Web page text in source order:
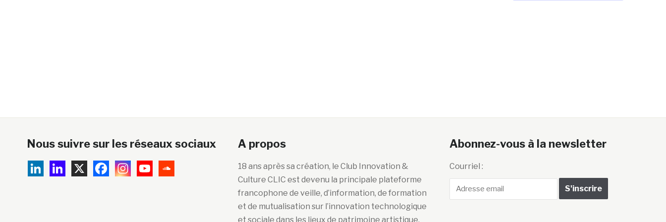
Nous suivre sur les réseaux sociaux A propos
18 ans après sa création, le Club Innovation &
Culture CLIC est devenu la principale plateforme
francophone de veille, d’information, de formation
et de mutualisation sur l’innovation technologique
et sociale dans les lieux de patrimoine artistique,
Abonnez-vous à la newsletter
Courriel :